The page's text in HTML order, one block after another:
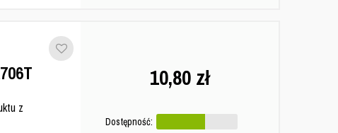
z
10,80 zł
Dostępność: